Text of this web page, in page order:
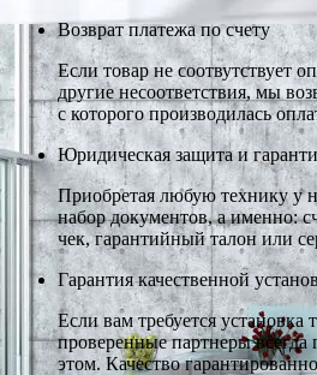
Возврат платежа по счету
Если товар не соотвутствует
другие несоответствия, мы
с которого производилась
Юридическая защита и
Приобретая любую технику у
набор документов, а именно:
чек, гарантийный талон или
Гарантия качественной
Если вам требуется установка
проверенные партнеры всегда
этом. Качество